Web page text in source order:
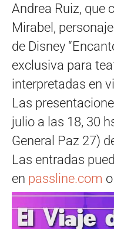
Andrea Ruiz, que
Mirabel,
de Disney
exclusiva para
interpretadas en
Las
julio a las 18, 30
General Paz 27)
Las entradas
en passline.com